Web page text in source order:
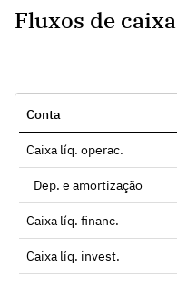
Fluxos de caixa
Conta
Caixa líq. operac.
Dep. e amortização
Caixa líq. financ.
Caixa líq. invest.